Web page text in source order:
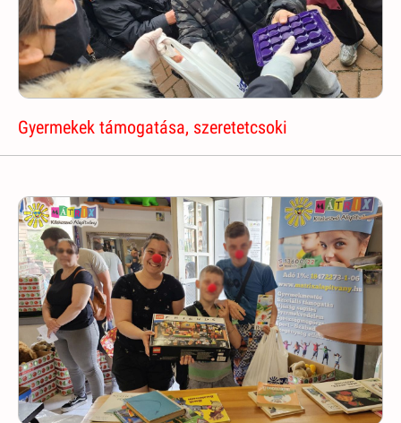
Gyermekek támogatása, szeretetcsoki